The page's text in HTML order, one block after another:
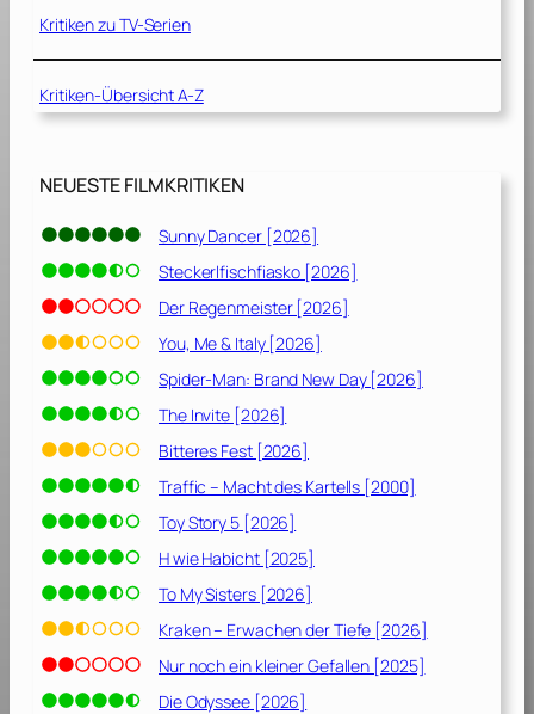
r
0
2
]
Kritiken zu TV-Serien
Kritiken-Übersicht A-Z
NEUESTE FILMKRITIKEN
Sunny Dancer [2026]
Steckerlfischfiasko [2026]
Der Regenmeister [2026]
You, Me & Italy [2026]
Spider-Man: Brand New Day [2026]
The Invite [2026]
Bitteres Fest [2026]
Traffic – Macht des Kartells [2000]
Toy Story 5 [2026]
H wie Habicht [2025]
To My Sisters [2026]
Kraken – Erwachen der Tiefe [2026]
Nur noch ein kleiner Gefallen [2025]
Die Odyssee [2026]